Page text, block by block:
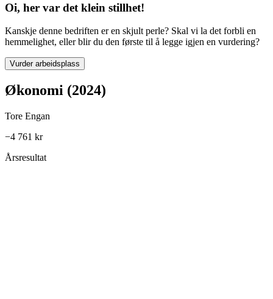
Oi, her var det klein stillhet!
Kanskje denne bedriften er en skjult perle? Skal vi la det forbli en
hemmelighet, eller blir du den første til å legge igjen en vurdering?
Vurder arbeidsplass
Økonomi (2024)
Tore Engan
−4 761 kr
Årsresultat